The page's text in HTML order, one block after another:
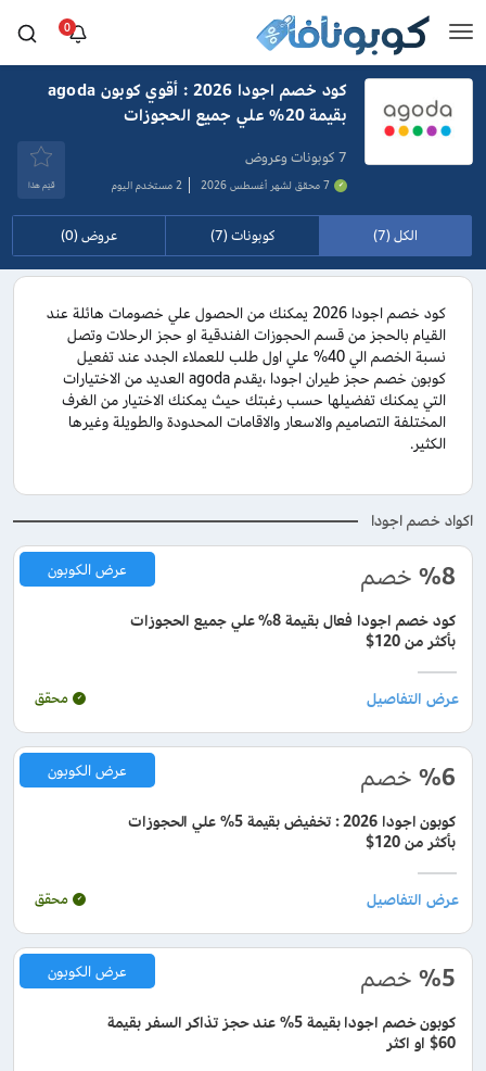
0
كود خصم اجودا 2026 : أقوي كوبون agoda
بقيمة 20% علي جميع الحجوزات
7 كوبونات وعروض
7 محقق لشهر أغسطس 2026 2 مستخدم اليوم قيَم هذا
الكل (7) كوبونات (7) عروض (0)
كود خصم اجودا 2026 يمكنك من الحصول علي خصومات هائلة عند
القيام بالحجز من قسم الحجوزات الفندقية او حجز الرحلات وتصل
نسبة الخصم الي 40% علي اول طلب للعملاء الجدد عند تفعيل
كوبون خصم حجز طيران اجودا ،يقدم agoda العديد من الاختيارات
التي يمكنك تفضيلها حسب رغبتك حيث يمكنك الاختيار من الغرف
المختلفة التصاميم والاسعار والاقامات المحدودة والطويلة وغيرها
الكثير.
اكواد خصم اجودا
%8 خصم
كود خصم اجودا فعال بقيمة 8% علي جميع الحجوزات
بأكثر من 120$
عرض الكوبون
محقق
%6 خصم
كوبون اجودا 2026 : تخفيض بقيمة 5% علي الحجوزات
بأكثر من 120$
عرض الكوبون
محقق
%5 خصم
كوبون خصم اجودا بقيمة 5% عند حجز تذاكر السفر بقيمة
60$ او اكثر
عرض الكوبون